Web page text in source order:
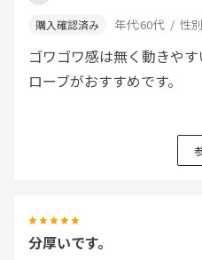
年代:60代 性
ゴワゴワ感は無く動きや
ローブがおすすめです。
分厚いです。